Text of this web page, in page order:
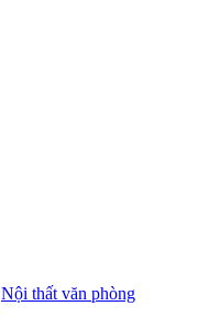
Nội thất văn phòng